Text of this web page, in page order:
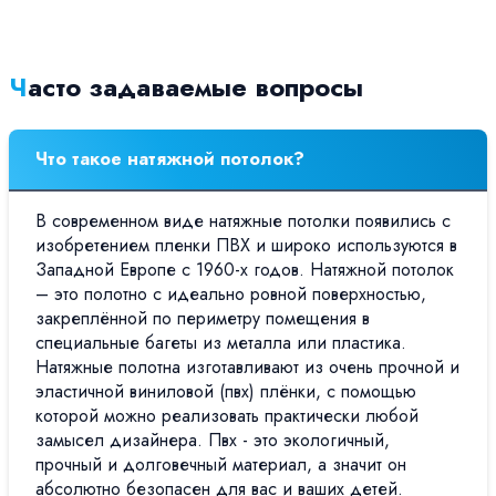
Часто задаваемые вопросы
Что такое натяжной потолок?
В современном виде натяжные потолки появились с
изобретением пленки ПВХ и широко используются в
Западной Европе с 1960-х годов. Натяжной потолок
– это полотно с идеально ровной поверхностью,
закреплённой по периметру помещения в
специальные багеты из металла или пластика.
Натяжные полотна изготавливают из очень прочной и
эластичной виниловой (пвх) плёнки, с помощью
которой можно реализовать практически любой
замысел дизайнера. Пвх - это экологичный,
прочный и долговечный материал, а значит он
абсолютно безопасен для вас и ваших детей.